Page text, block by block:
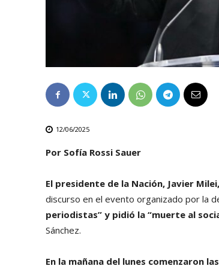
12/06/2025
Por Sofía Rossi Sauer
El presidente de la Nación, Javier
discurso en el evento organizado por la
periodistas” y pidió la “muerte al
Sánchez.
En la mañana del lunes comenzaron